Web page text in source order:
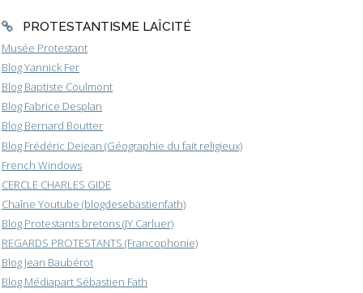
PROTESTANTISME LAÏCITÉ
Musée Protestant
Blog Yannick Fer
Blog Baptiste Coulmont
Blog Fabrice Desplan
Blog Bernard Boutter
Blog Frédéric Dejean (Géographie du fait religieux)
French Windows
CERCLE CHARLES GIDE
Chaîne Youtube (blogdesebastienfath)
Blog Protestants bretons (JY.Carluer)
REGARDS PROTESTANTS (Francophonie)
Blog Jean Baubérot
Blog Médiapart Sébastien Fath